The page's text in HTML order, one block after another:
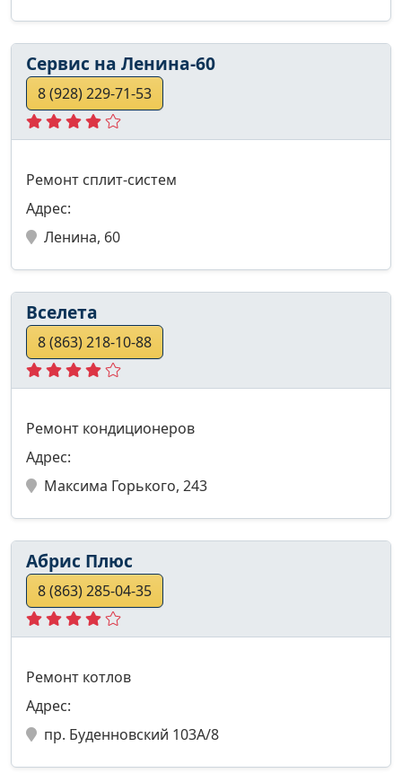
Сервис на Ленина-60
8 (928) 229-71-53
Ремонт сплит-систем
Адрес:
Ленина, 60
Вселета
8 (863) 218-10-88
Ремонт кондиционеров
Адрес:
Максима Горького, 243
Абрис Плюс
8 (863) 285-04-35
Ремонт котлов
Адрес:
пр. Буденновский 103А/8